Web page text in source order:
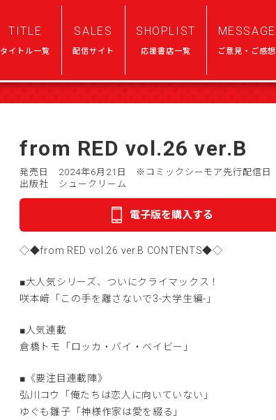
TITLE
タイトル一覧
SALES
配信サイト
SHOPLIST
応援書店一覧
MESSAGE
ご意見・ご感想
from RED vol.26 ver.B
発売日 2024年6月21日
※コミックシーモア先行配信日
出版社 シュークリーム
電子版を購入する
◇◆from RED vol.26 ver.B CONTENTS◆◇
■大人気シリーズ、ついにクライマックス！
咲本﨑「この手を離さないで3-大学生編-」
■人気連載
倉橋トモ「ロッカ・バイ・ベイビー」
■《要注目連載陣》
弘川コウ「俺たちは恋人に向いていない」
ゆぐも雛子「神様作家は愛を綴る」